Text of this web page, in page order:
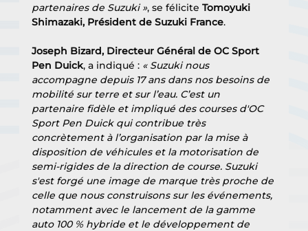
partenaires de Suzuki », se félicite Tomoyuki
Shimazaki, Président de Suzuki France.
Joseph Bizard, Directeur Général de OC Sport
Pen Duick, a indiqué : « Suzuki nous
accompagne depuis 17 ans dans nos besoins de
mobilité sur terre et sur l’eau. C’est un
partenaire fidèle et impliqué des courses d'OC
Sport Pen Duick qui contribue très
concrètement à l’organisation par la mise à
disposition de véhicules et la motorisation de
semi-rigides de la direction de course. Suzuki
s'est forgé une image de marque très proche de
celle que nous construisons sur les événements,
notamment avec le lancement de la gamme
auto 100 % hybride et le développement de